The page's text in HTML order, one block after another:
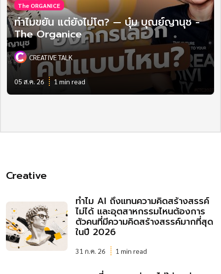
The ORGANICE
ทำไมขยัน แต่ยังไม่โต? — บุ๋ม บุณย์ญานุช -
The Organice
CREATIVE TALK
05 ส.ค. 26 1 min read
Creative
ทำไม AI ถึงแทนความคิดสร้างสรรค์
ไม่ได้ และอุตสาหกรรมไหนต้องการ
ตัวคนที่มีความคิดสร้างสรรค์มากที่สุด
ในปี 2026
31 ก.ค. 26 1 min read